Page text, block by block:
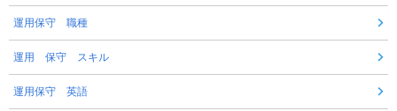
運用保守 職種
運用 保守 スキル
運用保守 英語